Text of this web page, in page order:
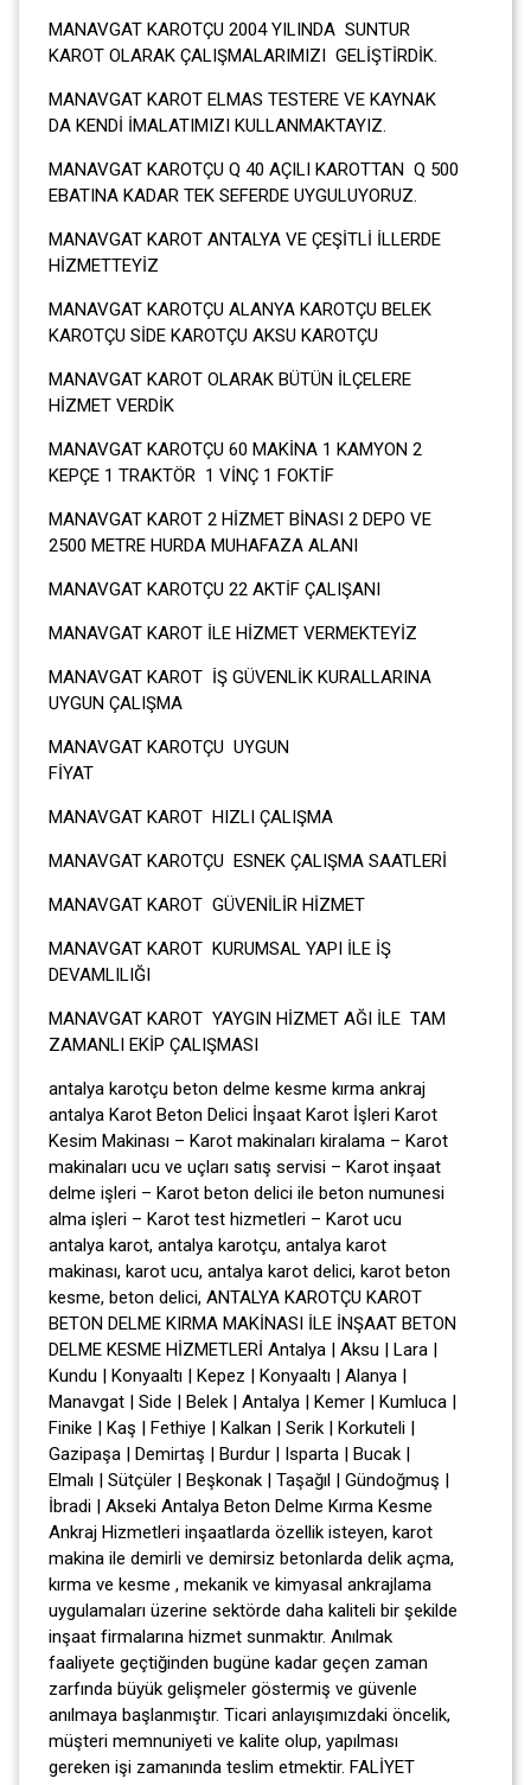
MANAVGAT KAROTÇU 2004 YILINDA SUNTUR
KAROT OLARAK ÇALIŞMALARIMIZI GELİŞTİRDİK.
MANAVGAT KAROT ELMAS TESTERE VE KAYNAK
DA KENDİ İMALATIMIZI KULLANMAKTAYIZ.
MANAVGAT KAROTÇU Q 40 AÇILI KAROTTAN Q 500
EBATINA KADAR TEK SEFERDE UYGULUYORUZ.
MANAVGAT KAROT ANTALYA VE ÇEŞİTLİ İLLERDE
HİZMETTEYİZ
MANAVGAT KAROTÇU ALANYA KAROTÇU BELEK
KAROTÇU SİDE KAROTÇU AKSU KAROTÇU
MANAVGAT KAROT OLARAK BÜTÜN İLÇELERE
HİZMET VERDİK
MANAVGAT KAROTÇU 60 MAKİNA 1 KAMYON 2
KEPÇE 1 TRAKTÖR 1 VİNÇ 1 FOKTİF
MANAVGAT KAROT 2 HİZMET BİNASI 2 DEPO VE
2500 METRE HURDA MUHAFAZA ALANI
MANAVGAT KAROTÇU 22 AKTİF ÇALIŞANI
MANAVGAT KAROT İLE HİZMET VERMEKTEYİZ
MANAVGAT KAROT İŞ GÜVENLİK KURALLARINA
UYGUN ÇALIŞMA
MANAVGAT KAROTÇU UYGUN
MANAVGAT KAROT HIZLI ÇALIŞMA
MANAVGAT KAROTÇU ESNEK ÇALIŞMA SAATLERİ
MANAVGAT KAROT GÜVENİLİR HİZMET
MANAVGAT KAROT KURUMSAL YAPI İLE İŞ
DEVAMLILIĞI
MANAVGAT KAROT YAYGIN HİZMET AĞI İLE TAM
ZAMANLI EKİP ÇALIŞMASI
antalya karotçu beton delme kesme kırma ankraj
antalya Karot Beton Delici İnşaat Karot İşleri Karot
Kesim Makinası – Karot makinaları kiralama – Karot
makinaları ucu ve uçları satış servisi – Karot inşaat
delme işleri – Karot beton delici ile beton numunesi
alma işleri – Karot test hizmetleri – Karot ucu
antalya karot, antalya karotçu, antalya karot
makinası, karot ucu, antalya karot delici, karot beton
kesme, beton delici, ANTALYA KAROTÇU KAROT
BETON DELME KIRMA MAKİNASI İLE İNŞAAT BETON
DELME KESME HİZMETLERİ Antalya | Aksu | Lara |
Kundu | Konyaaltı | Kepez | Konyaaltı | Alanya |
Manavgat | Side | Belek | Antalya | Kemer | Kumluca |
Finike | Kaş | Fethiye | Kalkan | Serik | Korkuteli |
Gazipaşa | Demirtaş | Burdur | Isparta | Bucak |
Elmalı | Sütçüler | Beşkonak | Taşağıl | Gündoğmuş |
İbradi | Akseki Antalya Beton Delme Kırma Kesme
Ankraj Hizmetleri inşaatlarda özellik isteyen, karot
makina ile demirli ve demirsiz betonlarda delik açma,
kırma ve kesme , mekanik ve kimyasal ankrajlama
uygulamaları üzerine sektörde daha kaliteli bir şekilde
inşaat firmalarına hizmet sunmaktır. Anılmak
faaliyete geçtiğinden bugüne kadar geçen zaman
zarfında büyük gelişmeler göstermiş ve güvenle
anılmaya başlanmıştır. Ticari anlayışımızdaki öncelik,
müşteri memnuniyeti ve kalite olup, yapılması
gereken işi zamanında teslim etmektir. FALİYET